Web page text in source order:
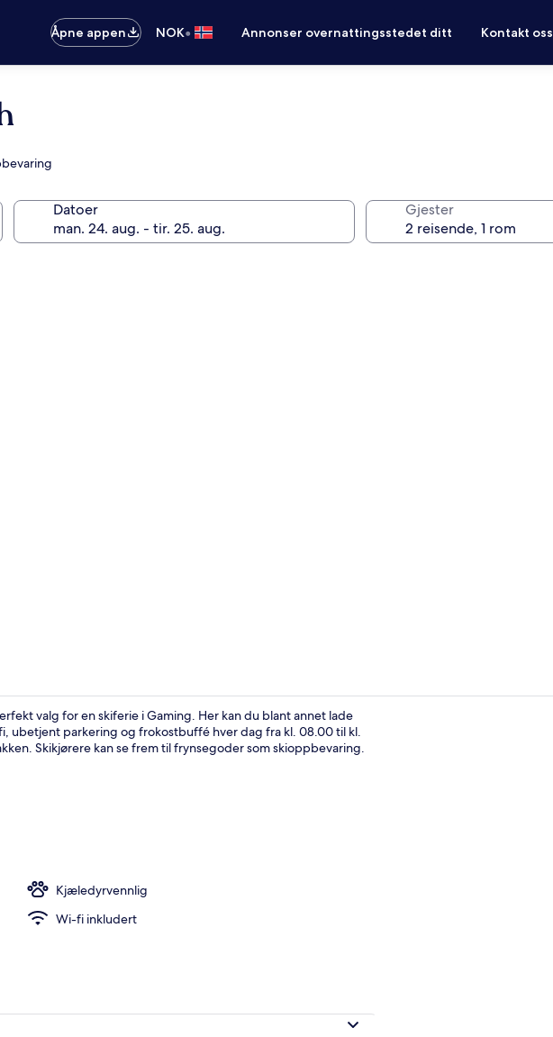
Åpne appen NOK• Annonser overnattingsstedet ditt Kontakt oss
Datoer Gjester
valg for en skiferie i Gaming. Her kan du blant annet lade
ubetjent parkering og frokostbuffé hver dag fra kl. 08.00 til kl.
Skikjørere kan se frem til frynsegoder som skioppbevaring.
Kjæledyrvennlig
Wi-fi inkludert